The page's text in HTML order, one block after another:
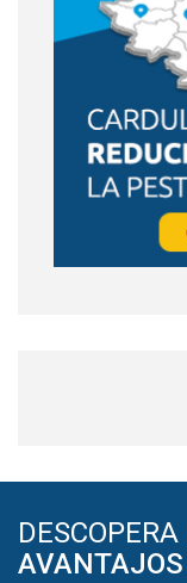
DESCOPERA
AVANTAJOS